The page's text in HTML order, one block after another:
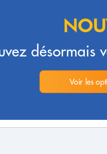
désormais
Voir les